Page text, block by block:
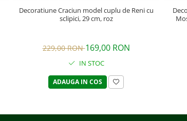
Decoratiune Craciun model cuplu de Reni cu
sclipici, 29 cm, roz
229,00 RON169,00 RON
IN STOC
ADAUGA IN COS